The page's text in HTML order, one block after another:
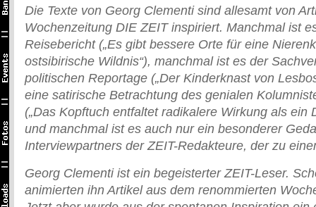
Die Texte von Georg Clementi sind allesamt von
Wochenzeitung DIE ZEIT inspiriert. Manchmal ist
Reisebericht („Es gibt bessere Orte für eine
ostsibirische Wildnis“), manchmal ist es der
politischen Reportage („Der Kinderknast von
eine satirische Betrachtung des genialen
(„Das Kopftuch entfaltet radikalere Wirkung als ein
und manchmal ist es auch nur ein besonderer
Interviewpartners der ZEIT-Redakteure, der zu
Georg Clementi ist ein begeisterter ZEIT-Leser.
animierten ihn Artikel aus dem renommierten